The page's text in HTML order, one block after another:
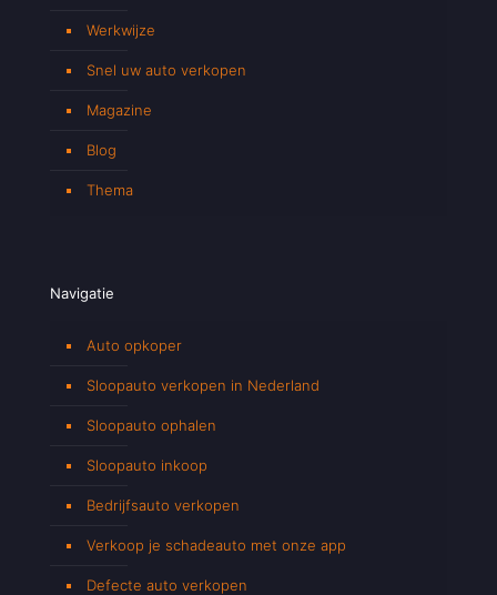
Werkwijze
Snel uw auto verkopen
Magazine
Blog
Thema
Navigatie
Auto opkoper
Sloopauto verkopen in Nederland
Sloopauto ophalen
Sloopauto inkoop
Bedrijfsauto verkopen
Verkoop je schadeauto met onze app
Defecte auto verkopen